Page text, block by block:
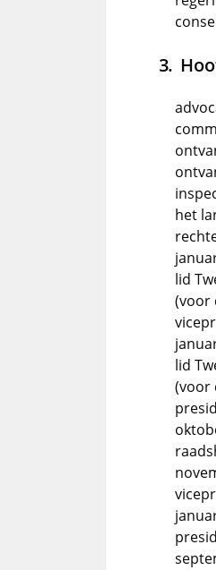
het
lid
(voor
lid
(voor